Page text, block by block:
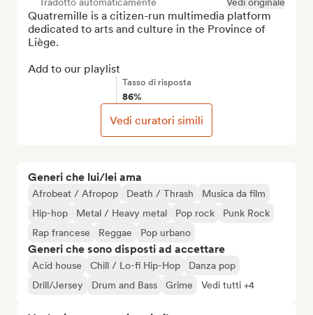
Generi che lui/lei ama
Afrobeat / Afropop Death / Thrash
Musica da film
Hip-hop
Metal / Heavy metal Pop rock
Punk Rock
Rap francese
Reggae Pop urbano
Generi che sono disposti ad accettare
Acid house Chill / Lo-fi Hip-Hop
Danza pop
Drill/Jersey
Drum and Bass Grime Vedi tutti +4
Quatremille is a citizen-run multimedia platform
dedicated to arts and culture in the Province of
Liège.
Add to our playlist
Tasso di risposta
86%
Vedi curatori simili